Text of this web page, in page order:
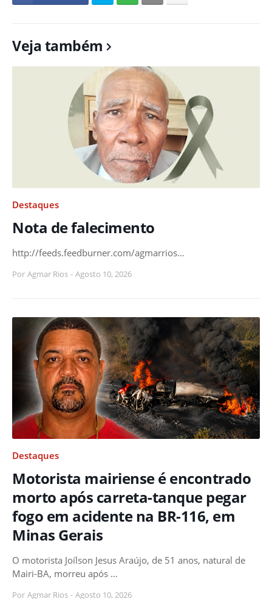
Veja também
Destaques
Nota de falecimento
http://feeds.feedburner.com/agmarrios…
Por Agmar Rios - Agosto 10, 2026
Destaques
Motorista mairiense é encontrado
morto após carreta-tanque pegar
fogo em acidente na BR-116, em
Minas Gerais
O motorista Joílson Jesus Araújo, de 51 anos, natural de
Mairi-BA, morreu após …
Por Agmar Rios - Agosto 10, 2026